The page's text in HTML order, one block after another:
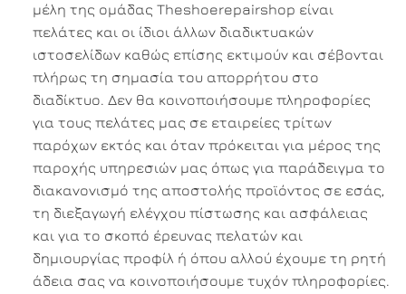
μέλη της ομάδας Theshoerepairshop είναι
πελάτες και οι ίδιοι άλλων διαδικτυακών
ιστοσελίδων καθώς επίσης εκτιμούν και σέβονται
πλήρως τη σημασία του απορρήτου στο
διαδίκτυο. Δεν θα κοινοποιήσουμε πληροφορίες
για τους πελάτες μας σε εταιρείες τρίτων
παρόχων εκτός και όταν πρόκειται για μέρος της
παροχής υπηρεσιών μας όπως για παράδειγμα το
διακανονισμό της αποστολής προϊόντος σε εσάς,
τη διεξαγωγή ελέγχου πίστωσης και ασφάλειας
και για το σκοπό έρευνας πελατών και
δημιουργίας προφίλ ή όπου αλλού έχουμε τη ρητή
άδεια σας να κοινοποιήσουμε τυχόν πληροφορίες.